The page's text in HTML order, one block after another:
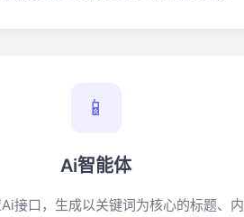
📱
Ai智能体
接口，生成以关键词为核心的标题、内